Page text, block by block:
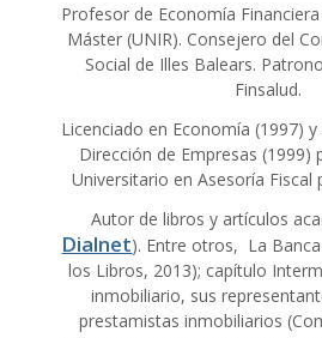
Profesor de Economía
Máster (UNIR). Consejero del
Social de Illes Balears.
Finsalud.
Licenciado en Economía (1997)
Dirección de Empresas (1999)
Universitario en Asesoría Fiscal
Autor de libros y artículos
Dialnet). Entre otros, La
los Libros, 2013); capítulo
inmobiliario, sus
prestamistas inmobiliarios